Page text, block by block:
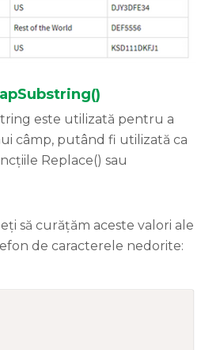
este utilizată pentru a
câmp, putând fi utilizată ca
Replace() sau
să curățăm aceste valori ale
de caracterele nedorite: